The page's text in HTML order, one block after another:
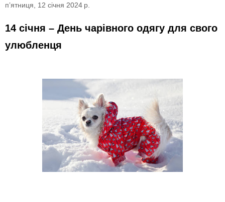
пʼятниця, 12 січня 2024 р.
14 січня – День чарівного одягу для свого
улюбленця